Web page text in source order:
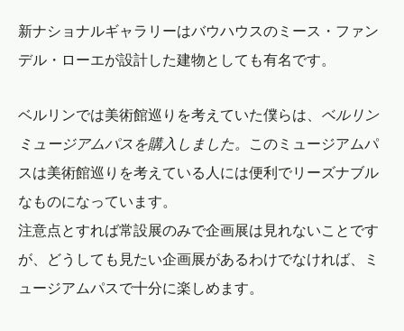
新ナショナルギャラリーはバウハウスのミース・ファン
デル・ローエが設計した建物としても有名です。
ベルリンでは美術館巡りを考えていた僕らは、 ベルリン
ミュージアムパスを購入しました。 このミュージアムパ
スは美術館巡りを考えている人には便利でリーズナブル
なものになっています。
注意点とすれば常設展のみで企画展は見れないことです
が、どうしても見たい企画展があるわけでなければ、ミ
ュージアムパスで十分に楽しめます。